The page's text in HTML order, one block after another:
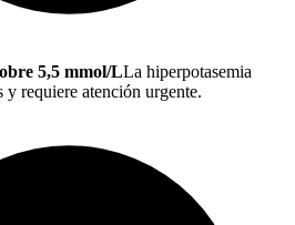
5,5 mmol/LLa hiperpotasemia
y requiere atención urgente.